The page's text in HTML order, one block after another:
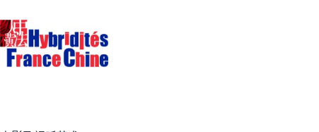
至
内